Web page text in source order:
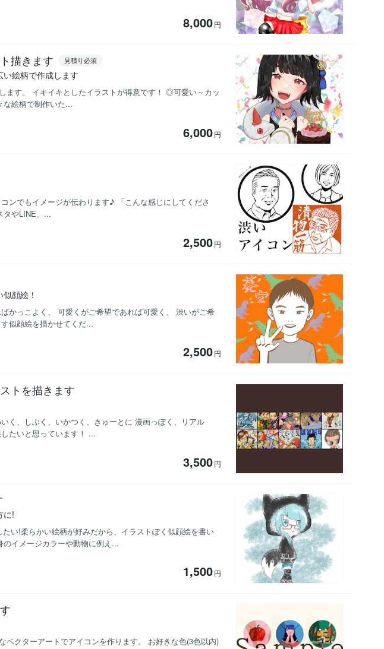
8,000円
描きます 見積り必須
絵柄で作成します
ます。 イキイキとしたイラストが得意です！ ◎可愛い～カッ
絵柄で制作いた...
6,000円
ンでもイメージが伝わります♪ 「こんな感じにしてくださ
タやLINE、...
2,500円
顔絵！
かっこよく、 可愛くがご希望であれば可愛く、 渋いがご希
似顔絵を描かせてくだ...
2,500円
トを描きます
く、しぶく、いかつく、きゅーとに 漫画っぽく、リアル
たいと思っています！ ...
3,500円
に!
い!柔らかい絵柄が好みだから、イラストぽく似顔絵を書い
イメージカラーや動物に例え...
1,500円
ベクターアートでアイコンを作ります。 お好きな色(3色以内)